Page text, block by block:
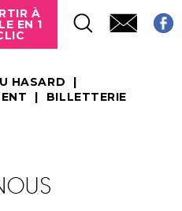
À
EN 1
HASARD
BILLETTERIE